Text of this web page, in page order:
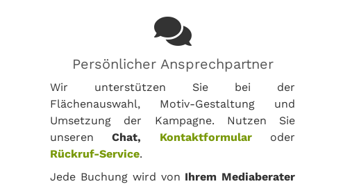
Persönlicher Ansprechpartner
Wir unterstützen Sie bei der
Flächenauswahl, Motiv-Gestaltung und
Umsetzung der Kampagne. Nutzen Sie
unserenChat, Kontaktformularoder
Rückruf-Service.
Jede Buchung wird von Ihrem Mediaberater